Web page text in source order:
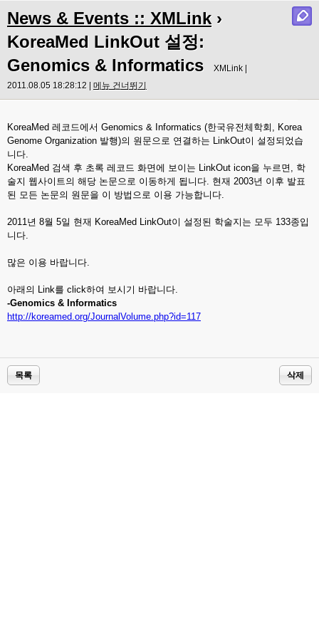
News & Events :: XMLink ›
KoreaMed LinkOut 설정:
Genomics & Informatics
XMLink |
2011.08.05 18:28:12 | 메뉴 건너뛰기
KoreaMed 레코드에서 Genomics & Informatics (한국유전체학회, Korea
Genome Organization 발행)의 원문으로 연결하는 LinkOut이 설정되었습
니다.
KoreaMed 검색 후 초록 레코드 화면에 보이는 LinkOut icon을 누르면, 학
술지 웹사이트의 해당 논문으로 이동하게 됩니다. 현재 2003년 이후 발표
된 모든 논문의 원문을 이 방법으로 이용 가능합니다.
2011년 8월 5일 현재 KoreaMed LinkOut이 설정된 학술지는 모두 133종입
니다.
많은 이용 바랍니다.
아래의 Link를 click하여 보시기 바랍니다.
-Genomics & Informatics
http://koreamed.org/JournalVolume.php?id=117
목록 삭제